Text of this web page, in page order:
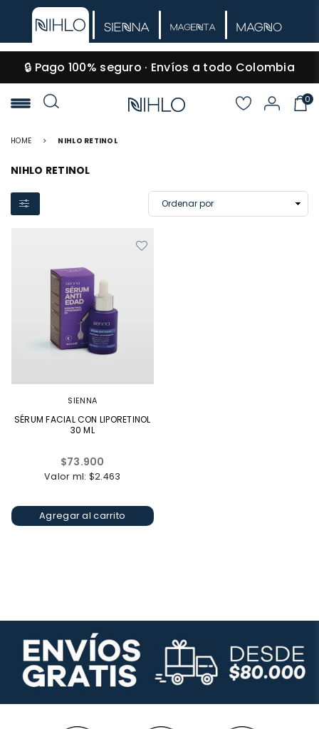
🔒 Pago 100% seguro · Envíos a todo Colombia
NIHLO
0
HOME > NIHLO RETINOL
NIHLO RETINOL
SIENNA
SÉRUM FACIAL CON LIPORETINOL
30 ML
Precio
habitual
$73.900
Valor ml: $2.463
Agregar al carrito